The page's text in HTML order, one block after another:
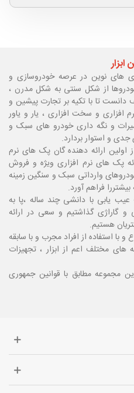
های نوین در عرصه خودروسازی و
از شکل سنتی به شکل مدرن ،
تا با تکیه بر تجارت پیشین و
افزاری و سخت افزاری ، یار و یاور
و نگه داری خودرو های سبک و
و استوار بردارد.
ارائه دهنده گان پک های نرم
پک های نرم افزاری ویژه و فروش
وارداتی سبک و سنگین زمینه
فراهم آورد.
یابی با دانشی چند ساله ،پا به
گاراژی گذاشتیم و سعی در ارائه
هستیم.
مجموعه از سال 92 شروع و با استفاده از افراد مجرب و با سابقه
مختلف اعم از ابزار ، تجهیزات
مجموعه مطابق با قوانین جمهوری